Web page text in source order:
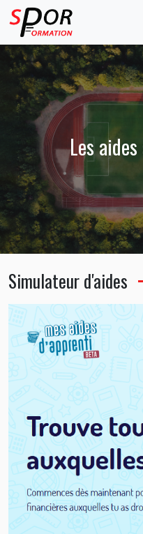
Les
Simulateur d'aides